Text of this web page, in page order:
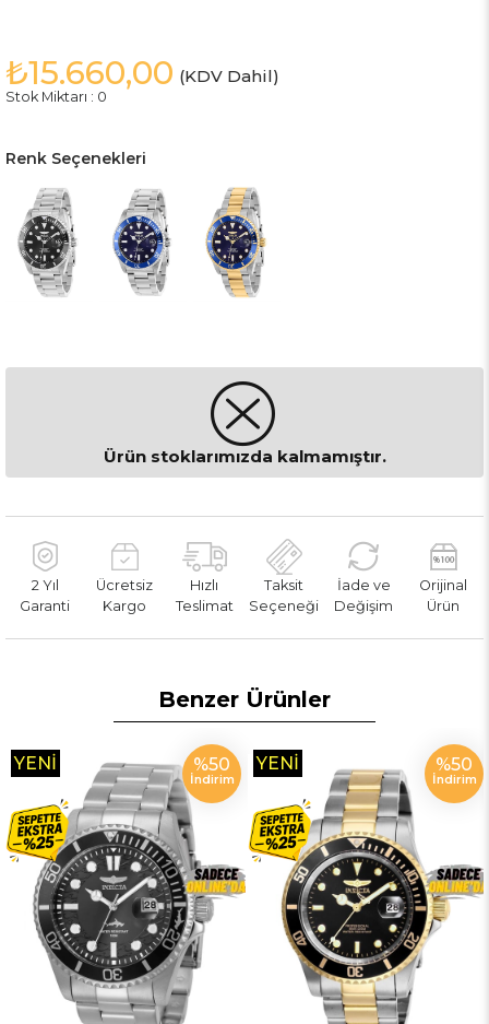
₺15.660,00 (KDV Dahil)
Stok Miktarı : 0
Renk Seçenekleri
Ürün stoklarımızda kalmamıştır.
2 Yıl
Garanti
Ücretsiz
Kargo
Hızlı
Teslimat
Taksit
Seçeneği
İade ve
Değişim
Orijinal
Ürün
Benzer Ürünler
%50
İndirim
YENI
%50
İndirim
YENI